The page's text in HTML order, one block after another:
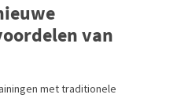
van
met traditionele